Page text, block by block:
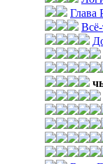
Глава